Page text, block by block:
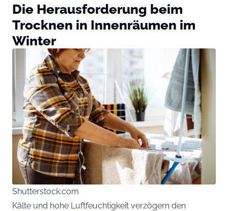
Die Herausforderung beim
Trocknen in Innenräumen im
Winter
Shutterstock.com
Kälte und hohe Luftfeuchtigkeit verzögern den